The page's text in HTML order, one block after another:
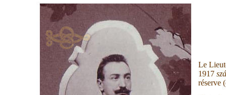
Le
1917
réserve